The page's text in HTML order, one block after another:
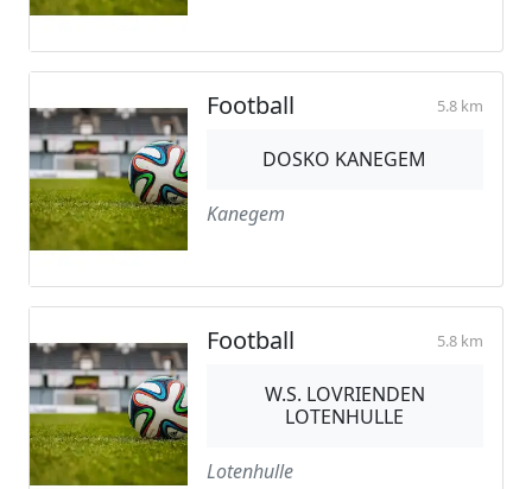
Football 5.8 km
DOSKO KANEGEM
Kanegem
Football 5.8 km
W.S. LOVRIENDEN
LOTENHULLE
Lotenhulle